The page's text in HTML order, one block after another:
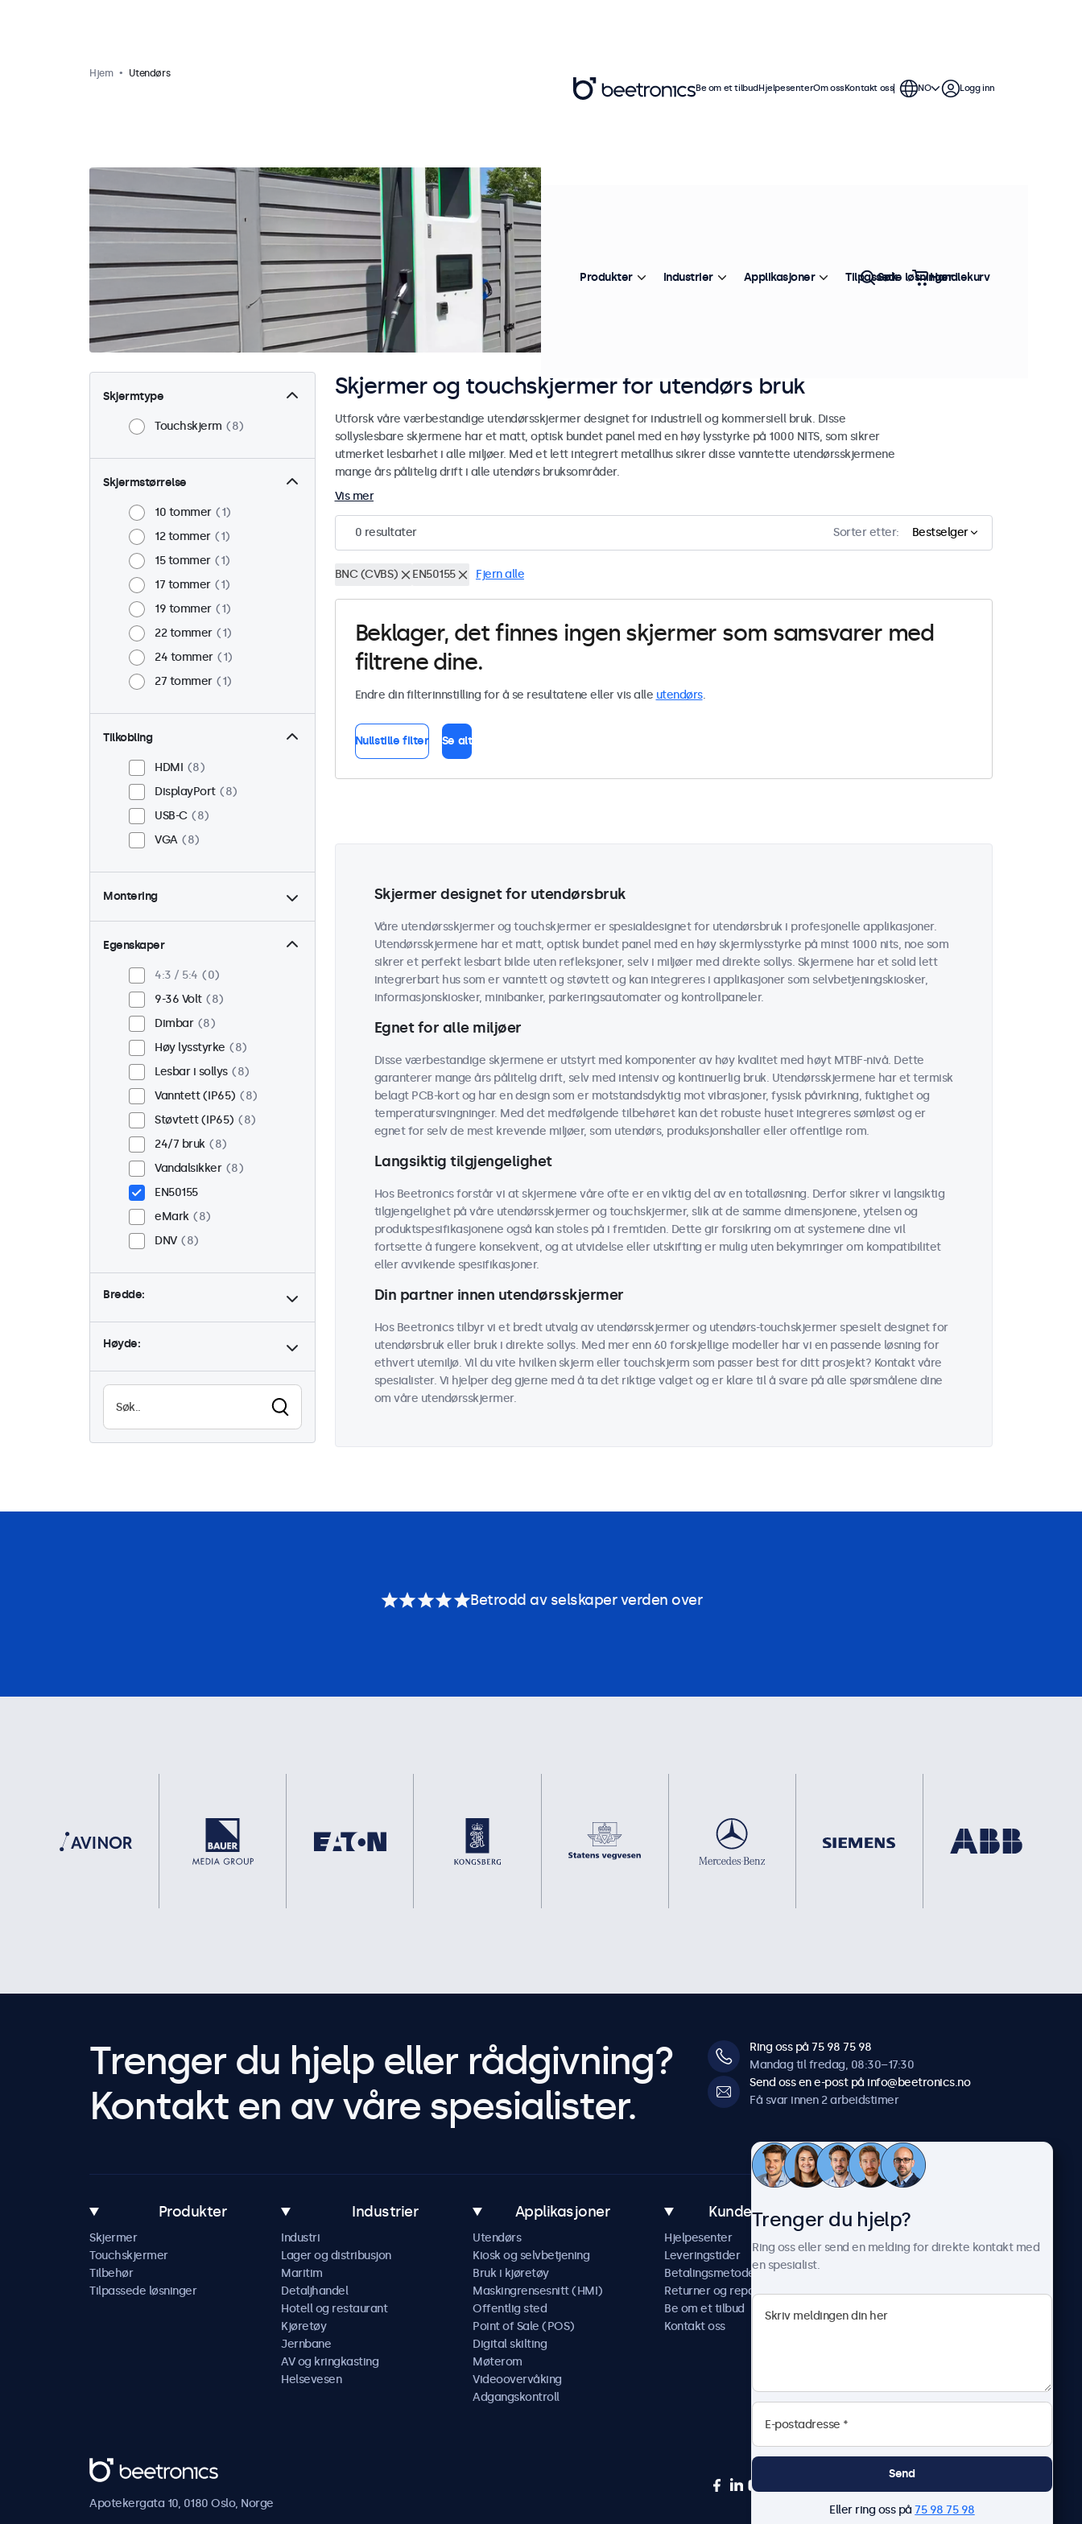
Hjem Utendørs
Skjermtype
Touchskjerm 8
Skjermstørrelse
10 tommer
1
12 tommer
1
15 tommer
1
17 tommer
1
19 tommer
1
22 tommer
1
24 tommer
1
27 tommer
1
Tilkobling
HDMI
8
DisplayPort
8
USB-C
8
VGA
8
Montering
Panel montert
8
Innebygd
VESA 75 x 75
VESA 100 x 100
Egenskaper
4:3 / 5:4
0
9-36 Volt
8
Dimbar
8
Høy lysstyrke
8
Lesbar i sollys
8
Vanntett (IP65)
8
Støvtett (IP65)
8
24/7 bruk
8
Vandalsikker
8
EN50155
eMark
8
DNV
8
Bredde:
Høyde:
Skjermer og touchskjermer for utendørs bruk
Utforsk våre værbestandige utendørsskjermer designet for industriell og kommersiell bruk. Disse
sollyslesbare skjermene har et matt, optisk bundet panel med en høy lysstyrke på 1000 NITS, som sikrer
utmerket lesbarhet i alle miljøer. Med et lett integrert metallhus sikrer disse vanntette utendørsskjermene
mange års pålitelig drift i alle utendørs bruksområder.
Vis mer
0 resultater Sorter etter: Bestselger
BNC (CVBS) EN50155 Fjern alle
Beklager, det finnes ingen skjermer som samsvarer med
filtrene dine.
Endre din filterinnstilling for å se resultatene eller vis alle utendørs.
Nullstille filter Se alt
Skjermer designet for utendørsbruk
Våre utendørsskjermer og touchskjermer er spesialdesignet for utendørsbruk i profesjonelle applikasjoner.
Utendørsskjermene har et matt, optisk bundet panel med en høy skjermlysstyrke på minst 1000 nits, noe som
sikrer et perfekt lesbart bilde uten refleksjoner, selv i miljøer med direkte sollys. Skjermene har et solid lett
integrerbart hus som er vanntett og støvtett og kan integreres i applikasjoner som selvbetjeningskiosker,
informasjonskiosker, minibanker, parkeringsautomater og kontrollpaneler.
Egnet for alle miljøer
Disse værbestandige skjermene er utstyrt med komponenter av høy kvalitet med høyt MTBF-nivå. Dette
garanterer mange års pålitelig drift, selv med intensiv og kontinuerlig bruk. Utendørsskjermene har et termisk
belagt PCB-kort og har en design som er motstandsdyktig mot vibrasjoner, fysisk påvirkning, fuktighet og
temperatursvingninger. Med det medfølgende tilbehøret kan det robuste huset integreres sømløst og er
egnet for selv de mest krevende miljøer, som utendørs, produksjonshaller eller offentlige rom.
Langsiktig tilgjengelighet
Hos Beetronics forstår vi at skjermene våre ofte er en viktig del av en totalløsning. Derfor sikrer vi langsiktig
tilgjengelighet på våre utendørsskjermer og touchskjermer, slik at de samme dimensjonene, ytelsen og
produktspesifikasjonene også kan stoles på i fremtiden. Dette gir forsikring om at systemene dine vil
fortsette å fungere konsekvent, og at utvidelse eller utskifting er mulig uten bekymringer om kompatibilitet
eller avvikende spesifikasjoner.
Din partner innen utendørsskjermer
Hos Beetronics tilbyr vi et bredt utvalg av utendørsskjermer og utendørs-touchskjermer spesielt designet for
utendørsbruk eller bruk i direkte sollys. Med mer enn 60 forskjellige modeller har vi en passende løsning for
ethvert utemiljø. Vil du vite hvilken skjerm eller touchskjerm som passer best for ditt prosjekt? Kontakt våre
spesialister. Vi hjelper deg gjerne med å ta det riktige valget og er klare til å svare på alle spørsmålene dine
om våre utendørsskjermer.
Be om et tilbudHjelpesenterOm ossKontakt oss NO Logg inn
Produkter Industrier Applikasjoner Tilpassede løsninger
Søk Handlekurv
Betrodd av selskaper verden over
Trenger du hjelp eller rådgivning?
Kontakt en av våre spesialister.
Ring oss på 75 98 75 98
Mandag til fredag, 08:30–17:30
Send oss en e-post på info@beetronics.no
Få svar innen 2 arbeidstimer
Produkter
Skjermer
Touchskjermer
Tilbehør
Tilpassede løsninger
Industrier
Industri
Lager og distribusjon
Maritim
Detaljhandel
Hotell og restaurant
Kjøretøy
Jernbane
AV og kringkasting
Helsevesen
Applikasjoner
Utendørs
Kiosk og selvbetjening
Bruk i kjøretøy
Maskingrensesnitt (HMI)
Offentlig sted
Point of Sale (POS)
Digital skilting
Møterom
Videoovervåking
Adgangskontroll
Kundeservice
Hjelpesenter
Leveringstider
Betalingsmetoder
Returner og reparer
Be om et tilbud
Kontakt oss
Om Beetronics
Nyheter & oppdateringer
Jobb med oss
Betingelser og vilkår
Beetronics
Apotekergata 10, 0180 Oslo, Norge
Trenger du hjelp?
Ring oss eller send en melding for direkte kontakt med
en spesialist.
Send
Eller ring oss på75 98 75 98